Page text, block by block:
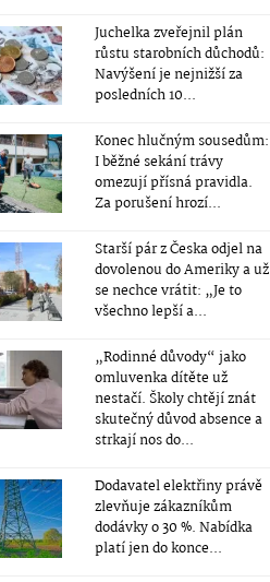
Juchelka zveřejnil plán
růstu starobních důchodů:
Navýšení je nejnižší za
posledních 10...
Konec hlučným sousedům:
I běžné sekání trávy
omezují přísná pravidla.
Za porušení hrozí...
Starší pár z Česka odjel na
dovolenou do Ameriky a už
se nechce vrátit: „Je to
všechno lepší a...
„Rodinné důvody“ jako
omluvenka dítěte už
nestačí. Školy chtějí znát
skutečný důvod absence a
strkají nos do...
Dodavatel elektřiny právě
zlevňuje zákazníkům
dodávky o 30 %. Nabídka
platí jen do konce...